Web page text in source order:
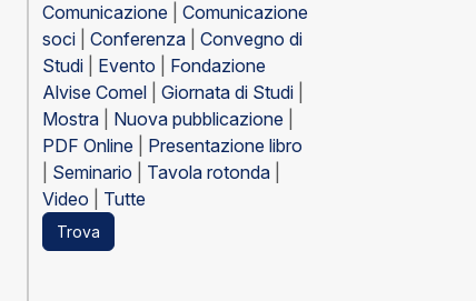
Comunicazione
Comunicazione
soci
Conferenza
Convegno di
Studi
Evento
Fondazione
Alvise Comel
Giornata di Studi
Mostra
Nuova pubblicazione
PDF Online
Presentazione libro
Seminario Tavola rotonda
Video
Tutte
Trova